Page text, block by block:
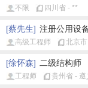
不限
四川省 - **
[蔡先生] 注册公用设
高级工程师
北京
[徐怀森] 二级结构师
工程师
贵州省 - 遵